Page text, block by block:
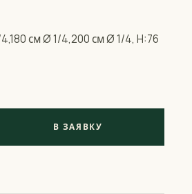
см Ø 1/4,200 см Ø 1/4, H:76
В ЗАЯВКУ